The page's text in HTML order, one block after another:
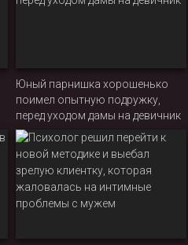
Юный парнишка хорошенько
поимел опытную подружку,
перед уходом дамы на девичник